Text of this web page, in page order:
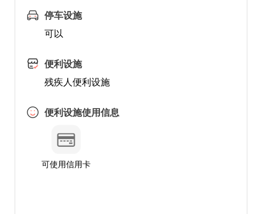
停车设施
可以
便利设施
残疾人便利设施
便利设施使用信息
可使用信用卡